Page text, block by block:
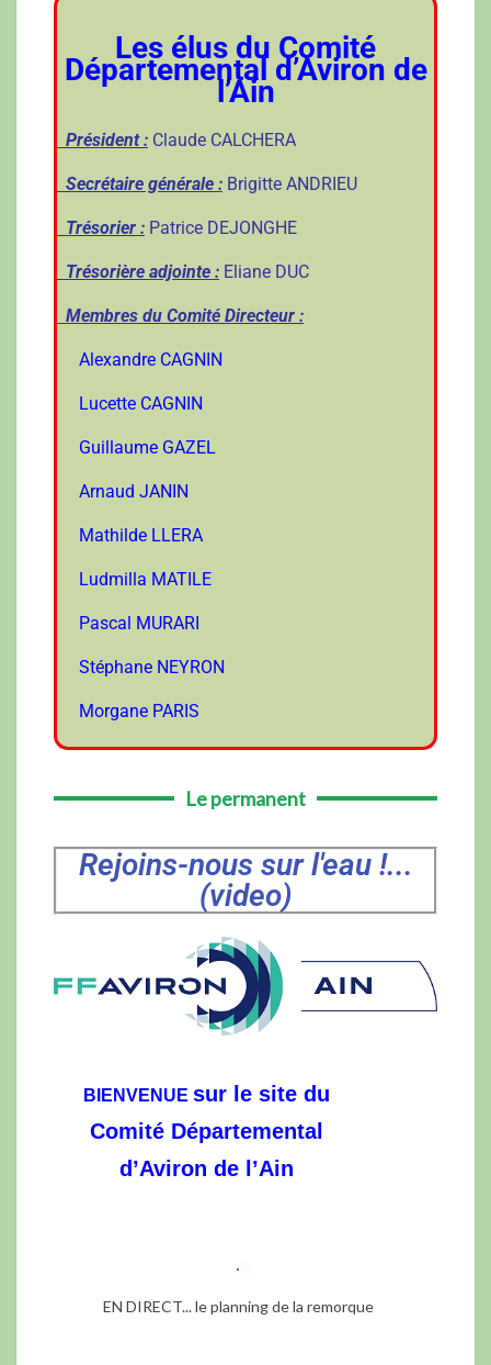
Les élus du Comité
Départemental d’Aviron de
l’Ain
Président : Claude CALCHERA
Secrétaire générale : Brigitte ANDRIEU
Trésorier : Patrice DEJONGHE
Trésorière adjointe : Eliane DUC
Membres du Comité Directeur :
Alexandre CAGNIN
Lucette CAGNIN
Guillaume GAZEL
Arnaud JANIN
Mathilde LLERA
Ludmilla MATILE
Pascal MURARI
Stéphane NEYRON
Morgane PARIS
Le permanent
Rejoins-nous sur l'eau !...
(video)
BIENVENUE sur le site du
Comité Départemental
d’Aviron de l’Ain
EN DIRECT... le planning de la remorque